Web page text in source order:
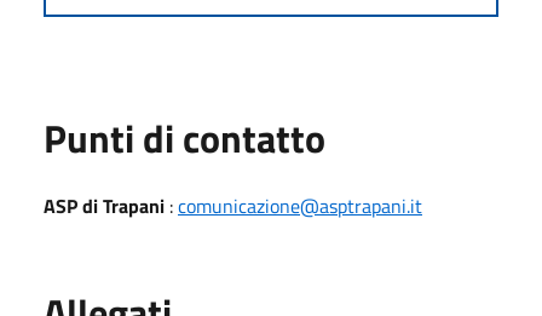
Punti di contatto
ASP di Trapani :comunicazione@asptrapani.it